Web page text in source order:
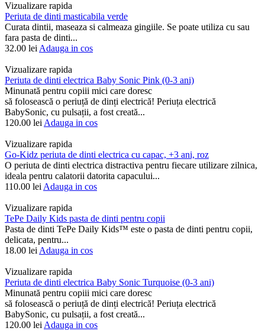
Vizualizare rapida
Periuta de dinti masticabila verde
Curata dintii, maseaza si calmeaza gingiile. Se poate utiliza cu sau
fara pasta de dinti...
32.00 lei Adauga in cos
Vizualizare rapida
Periuta de dinti electrica Baby Sonic Pink (0-3 ani)
Minunată pentru copiii mici care doresc
să folosească o periuță de dinți electrică! Periuța electrică
BabySonic, cu pulsații, a fost creată...
120.00 lei Adauga in cos
Vizualizare rapida
Go-Kidz periuta de dinti electrica cu capac, +3 ani, roz
O periuta de dinti electrica distractiva pentru fiecare utilizare zilnica,
ideala pentru calatorii datorita capacului...
110.00 lei Adauga in cos
Vizualizare rapida
TePe Daily Kids pasta de dinti pentru copii
Pasta de dinti TePe Daily Kids™ este o pasta de dinti pentru copii,
delicata, pentru...
18.00 lei Adauga in cos
Vizualizare rapida
Periuta de dinti electrica Baby Sonic Turquoise (0-3 ani)
Minunată pentru copiii mici care doresc
să folosească o periuță de dinți electrică! Periuța electrică
BabySonic, cu pulsații, a fost creată...
120.00 lei Adauga in cos